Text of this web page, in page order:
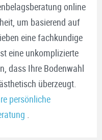
online
um basierend auf
eine fachkundige
eine unkomplizierte
dass Ihre Bodenwahl
überzeugt.
persönliche
.